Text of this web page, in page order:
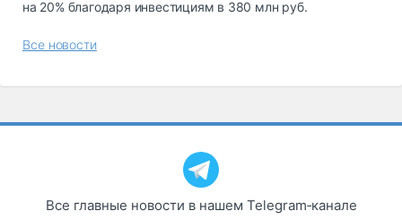
на 20% благодаря инвестициям в 380 млн руб.
Все новости
Все главные новости в нашем Telegram‑канале